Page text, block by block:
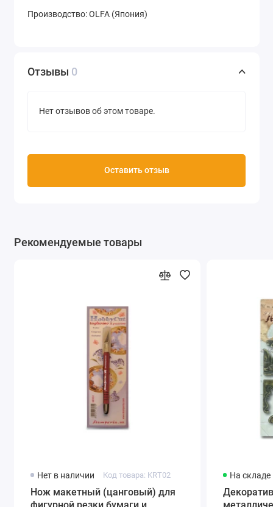
Производство: OLFA (Япония)
Отзывы 0
Нет отзывов об этом товаре.
Оставить отзыв
Рекомендуемые товары
Нет в наличии Код товара: KRT02
Нож макетный (цанговый) для
На складе